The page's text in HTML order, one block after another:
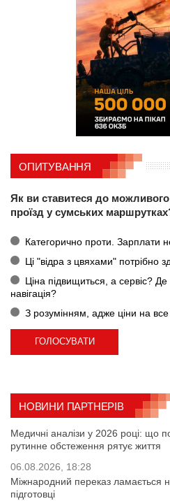
ОПИТУВАННЯ
Як ви ставитеся до
проїзд у сумських
Категорично проти. Зарплати
Ці "відра з цвяхами" потрібно
Ціна підвищиться, а сервіс?
навігація?
З розумінням, адже ціни на
НОВИНИ ПАРТНЕРІВ
Медичні аналізи у 2026 році: що
рутинне обстеження рятує життя
06.08.2026, 18:28
Міжнародний переказ ламається
підготовці